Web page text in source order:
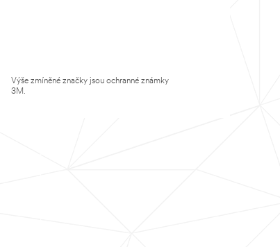
Výše zmíněné značky jsou ochranné známky
3M.